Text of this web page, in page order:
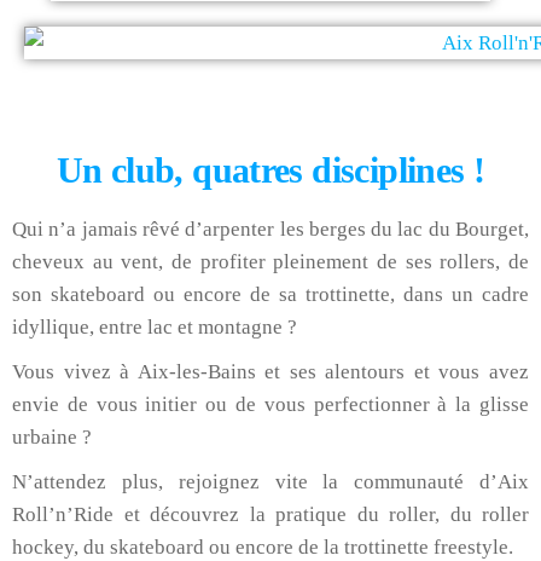
Un club, quatres disciplines !
Qui n’a jamais rêvé d’arpenter les berges du lac du Bourget,
cheveux au vent, de profiter pleinement de ses rollers, de
son skateboard ou encore de sa trottinette, dans un cadre
idyllique, entre lac et montagne ?
Vous vivez à Aix-les-Bains et ses alentours et vous avez
envie de vous initier ou de vous perfectionner à la glisse
urbaine ?
N’attendez plus, rejoignez vite la communauté d’Aix
Roll’n’Ride et découvrez la pratique du roller, du roller
hockey, du skateboard ou encore de la trottinette freestyle.